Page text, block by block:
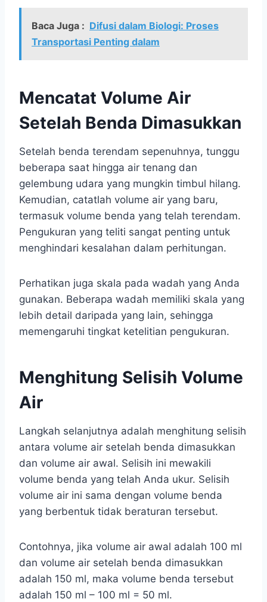
Baca Juga : Difusi dalam Biologi: Proses
Transportasi Penting dalam
Mencatat Volume Air
Setelah Benda Dimasukkan
Setelah benda terendam sepenuhnya, tunggu
beberapa saat hingga air tenang dan
gelembung udara yang mungkin timbul hilang.
Kemudian, catatlah volume air yang baru,
termasuk volume benda yang telah terendam.
Pengukuran yang teliti sangat penting untuk
menghindari kesalahan dalam perhitungan.
Perhatikan juga skala pada wadah yang Anda
gunakan. Beberapa wadah memiliki skala yang
lebih detail daripada yang lain, sehingga
memengaruhi tingkat ketelitian pengukuran.
Menghitung Selisih Volume
Air
Langkah selanjutnya adalah menghitung selisih
antara volume air setelah benda dimasukkan
dan volume air awal. Selisih ini mewakili
volume benda yang telah Anda ukur. Selisih
volume air ini sama dengan volume benda
yang berbentuk tidak beraturan tersebut.
Contohnya, jika volume air awal adalah 100 ml
dan volume air setelah benda dimasukkan
adalah 150 ml, maka volume benda tersebut
adalah 150 ml – 100 ml = 50 ml.